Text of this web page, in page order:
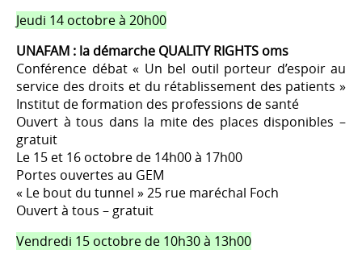
Jeudi 14 octobre à 20h00
UNAFAM : la démarche QUALITY RIGHTS oms
Conférence débat « Un bel outil porteur d’espoir au
service des droits et du rétablissement des patients »
Institut de formation des professions de santé
Ouvert à tous dans la mite des places disponibles –
gratuit
Le 15 et 16 octobre de 14h00 à 17h00
Portes ouvertes au GEM
« Le bout du tunnel » 25 rue maréchal Foch
Ouvert à tous – gratuit
Vendredi 15 octobre de 10h30 à 13h00